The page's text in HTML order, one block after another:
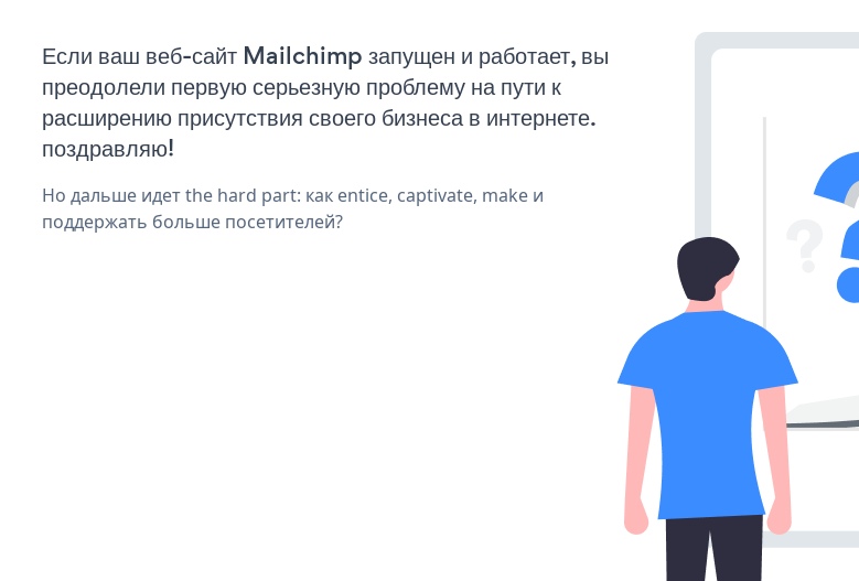
Если ваш веб-сайт Mailchimp запущен и работает, вы
преодолели первую серьезную проблему на пути к
расширению присутствия своего бизнеса в интернете.
поздравляю!
Но дальше идет the hard part: как entice, captivate, make и
поддержать больше посетителей?